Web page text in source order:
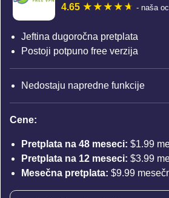
4.65 - naša
Jeftina dugoročna pretplata
Postoji potpuno free verzija
Nedostaju napredne funkcije
Cene:
Pretplata na 48 meseci: $1.99
Pretplata na 12 meseci: $3.99
Mesečna pretplata: $9.99